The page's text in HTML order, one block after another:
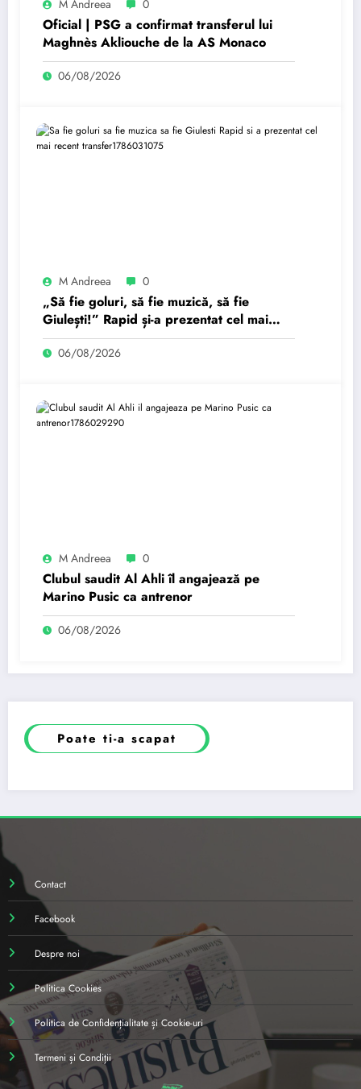
M Andreea 0
Oficial | PSG a confirmat transferul lui
Maghnès Akliouche de la AS Monaco
06/08/2026
M Andreea 0
„Să fie goluri, să fie muzică, să fie
Giulești!” Rapid și-a prezentat cel mai
recent transfer.
06/08/2026
M Andreea 0
Clubul saudit Al Ahli îl angajează pe
Marino Pusic ca antrenor
06/08/2026
Poate ti-a scapat
Contact
Facebook
Despre noi
Politica Cookies
Politica de Confidențialitate și Cookie-uri
Termeni și Condiții